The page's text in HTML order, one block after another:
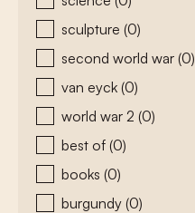
sculpture (0)
second world war (0)
van eyck (0)
world war 2 (0)
best of (0)
books (0)
burgundy (0)